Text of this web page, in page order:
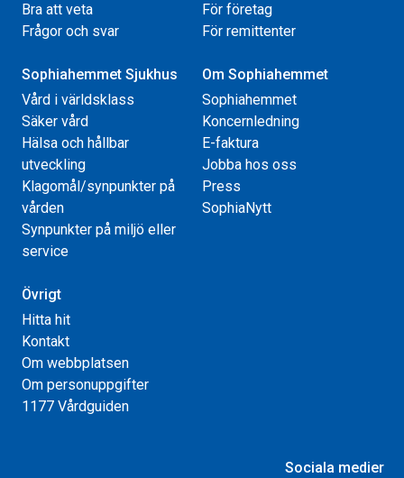
Bra att veta
Frågor och svar
För företag
För remittenter
Sophiahemmet Sjukhus
Vård i världsklass
Säker vård
Hälsa och hållbar
utveckling
Klagomål/synpunkter på
vården
Synpunkter på miljö eller
service
Om Sophiahemmet
Sophiahemmet
Koncernledning
E-faktura
Jobba hos oss
Press
SophiaNytt
Övrigt
Hitta hit
Kontakt
Om webbplatsen
Om personuppgifter
1177 Vårdguiden
Sociala medier